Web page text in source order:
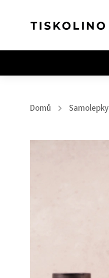
Domů / Samolepky